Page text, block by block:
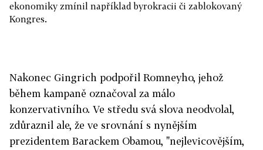
ekonomiky zmínil například byrokracii či zablokovaný
Kongres.
Nakonec Gingrich podpořil Romneyho, jehož
během kampaně označoval za málo
konzervativního. Ve středu svá slova neodvolal,
zdůraznil ale, že ve srovnání s nynějším
prezidentem Barackem Obamou, "nejlevicovějším,